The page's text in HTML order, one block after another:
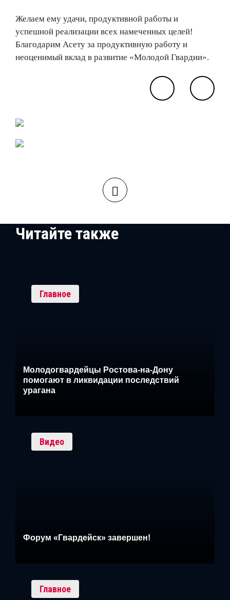
Желаем ему удачи, продуктивной работы и
успешной реализации всех намеченных целей!
Благодарим Асету за продуктивную работу и
неоценимый вклад в развитие «Молодой Гвардии».
Читайте также
Главное
Молодогвардейцы Ростова-на-Дону
помогают в ликвидации последствий
урагана
Видео
Форум «Гвардейск» завершен!
Главное